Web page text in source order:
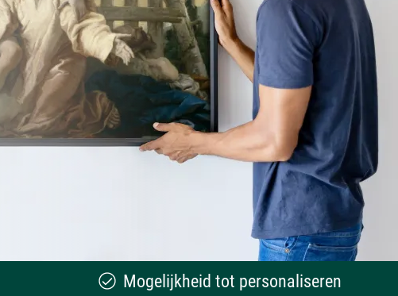
Mogelijkheid tot personaliseren